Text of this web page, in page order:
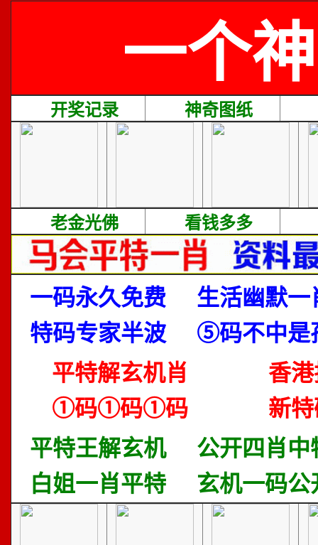
一个
开奖记录 神奇图纸
老金光佛 看钱多多
一码永久免费
生活幽默一
特码专家半波
⑤码不中是
平特解玄机肖
香
①码①码①码
新
平特王解玄机
公开四肖中
白姐一肖平特
玄机一码公